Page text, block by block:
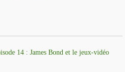
14 : James Bond et le jeux-vidéo